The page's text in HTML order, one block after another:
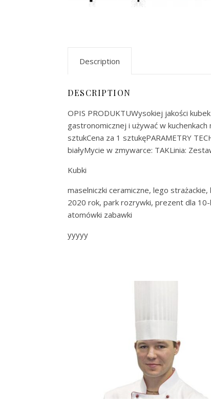
Description
DESCRIPTION
OPIS PRODUKTUWysokiej jakości
gastronomicznej i używać w
sztukCena za 1 sztukęPARAMETRY
białyMycie w zmywarce: TAKLinia:
Kubki
maselniczki ceramiczne, lego
2020 rok, park rozrywki, prezent dla 10-
atomówki zabawki
yyyyy